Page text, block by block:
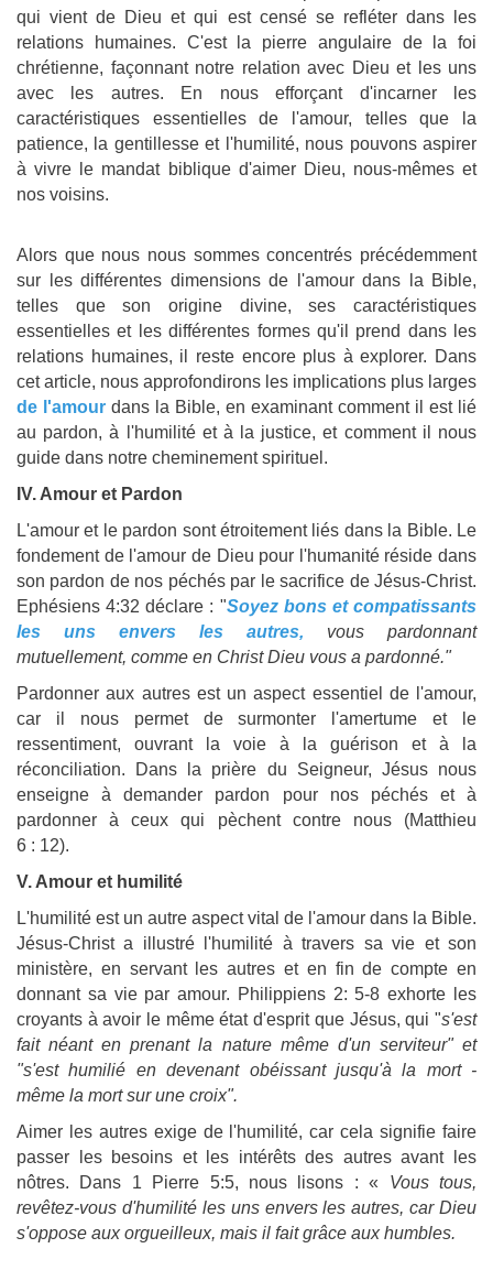
qui vient de Dieu et qui est censé se refléter dans les
relations humaines. C'est la pierre angulaire de la foi
chrétienne, façonnant notre relation avec Dieu et les uns
avec les autres. En nous efforçant d'incarner les
caractéristiques essentielles de l'amour, telles que la
patience, la gentillesse et l'humilité, nous pouvons aspirer
à vivre le mandat biblique d'aimer Dieu, nous-mêmes et
nos voisins.
Alors que nous nous sommes concentrés précédemment
sur les différentes dimensions de l'amour dans la Bible,
telles que son origine divine, ses caractéristiques
essentielles et les différentes formes qu'il prend dans les
relations humaines, il reste encore plus à explorer. Dans
cet article, nous approfondirons les implications plus larges
de l'amour dans la Bible, en examinant comment il est lié
au pardon, à l'humilité et à la justice, et comment il nous
guide dans notre cheminement spirituel.
IV. Amour et Pardon
L'amour et le pardon sont étroitement liés dans la Bible. Le
fondement de l'amour de Dieu pour l'humanité réside dans
son pardon de nos péchés par le sacrifice de Jésus-Christ.
Ephésiens 4:32 déclare : "Soyez bons et compatissants
les uns envers les autres, vous pardonnant
mutuellement, comme en Christ Dieu vous a pardonné."
Pardonner aux autres est un aspect essentiel de l'amour,
car il nous permet de surmonter l'amertume et le
ressentiment, ouvrant la voie à la guérison et à la
réconciliation. Dans la prière du Seigneur, Jésus nous
enseigne à demander pardon pour nos péchés et à
pardonner à ceux qui pèchent contre nous (Matthieu
6 : 12).
V. Amour et humilité
L'humilité est un autre aspect vital de l'amour dans la Bible.
Jésus-Christ a illustré l'humilité à travers sa vie et son
ministère, en servant les autres et en fin de compte en
donnant sa vie par amour. Philippiens 2: 5-8 exhorte les
croyants à avoir le même état d'esprit que Jésus, qui "s'est
fait néant en prenant la nature même d'un serviteur" et
"s'est humilié en devenant obéissant jusqu'à la mort -
même la mort sur une croix".
Aimer les autres exige de l'humilité, car cela signifie faire
passer les besoins et les intérêts des autres avant les
nôtres. Dans 1 Pierre 5:5, nous lisons : « Vous tous,
revêtez-vous d'humilité les uns envers les autres, car Dieu
s'oppose aux orgueilleux, mais il fait grâce aux humbles.